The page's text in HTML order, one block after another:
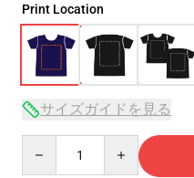
Print Location
サイズガイドを見る